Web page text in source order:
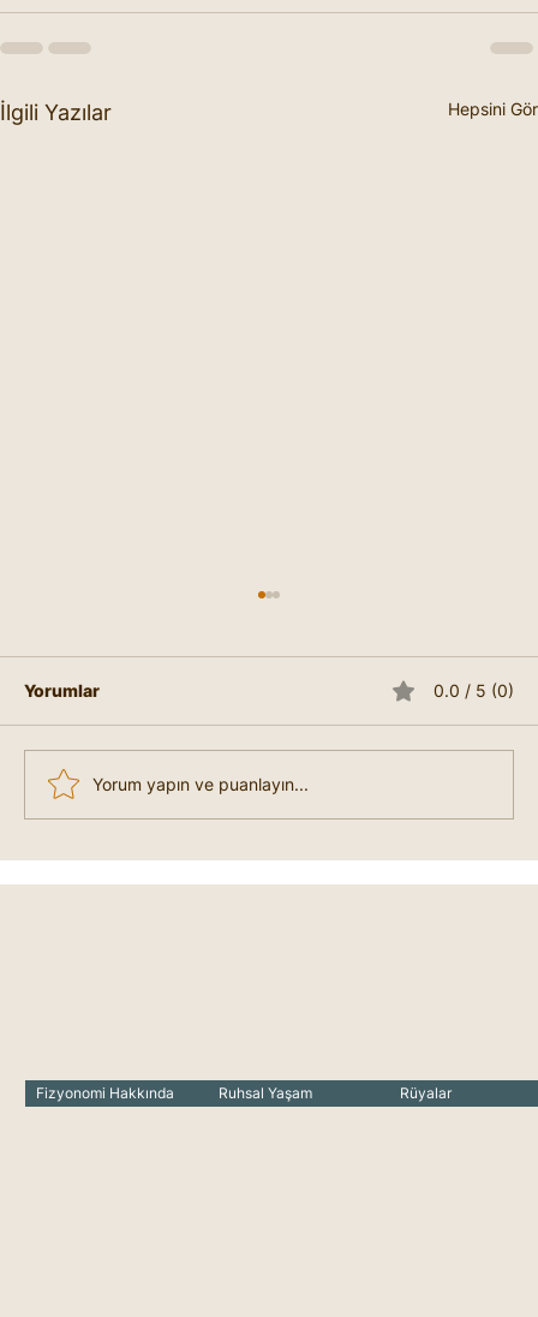
Fizyonomi Hakkında Ruhsal Yaşam Rüyalar
İlgili Yazılar Hepsini Gör
Yorumlar 0.0 / 5 (0)
Yorum yapın ve puanlayın...